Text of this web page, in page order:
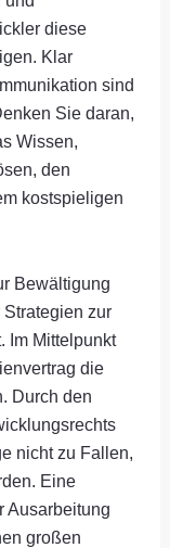
diese
Klar
sind
Sie daran,
Wissen,
den
kostspieligen
Bewältigung
zur
Im Mittelpunkt
die
Durch den
nicht zu Fallen,
Eine
Ausarbeitung
großen